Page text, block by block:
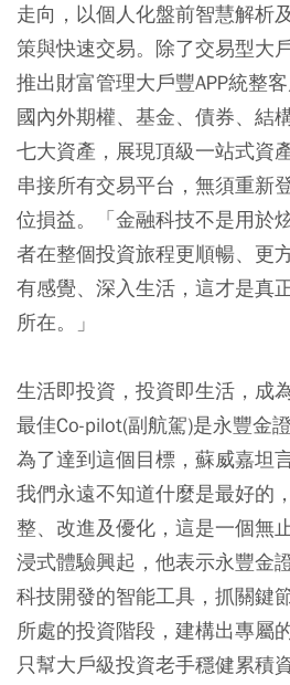
走向，以個人化盤前智慧解析
策與快速交易。除了交易型大
推出財富管理大戶豐APP統整
國內外期權、基金、債券、結
七大資產，展現頂級一站式資
串接所有交易平台，無須重新
位損益。「金融科技不是用於
者在整個投資旅程更順暢、更
有感覺、深入生活，這才是真
所在。」
生活即投資，投資即生活，成
最佳Co-pilot(副航駕)是永豐金
為了達到這個目標，蘇威嘉坦
我們永遠不知道什麼是最好的
整、改進及優化，這是一個無
浸式體驗興起，他表示永豐金
科技開發的智能工具，抓關鍵
所處的投資階段，建構出專屬
只幫大戶級投資老手穩健累積